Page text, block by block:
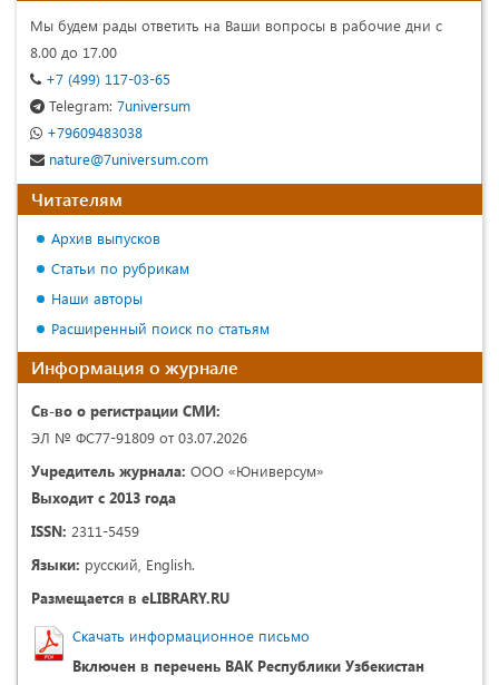
Мы будем рады ответить на Ваши вопросы в рабочие дни с
8.00 до 17.00
+7 (499) 117-03-65
Telegram: 7universum
+79609483038
nature@7universum.com
Читателям
Архив выпусков
Статьи по рубрикам
Наши авторы
Расширенный поиск по статьям
Информация о журнале
Св-во о регистрации СМИ:
ЭЛ № ФС77-91809 от 03.07.2026
Учредитель журнала: ООО «Юниверсум»
Выходит с 2013 года
ISSN: 2311-5459
Языки: русский, English.
Размещается в eLIBRARY.RU
Скачать информационное письмо
Включен в перечень ВАК Республики Узбекистан